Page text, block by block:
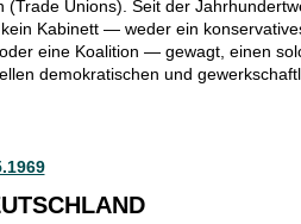
(Trade Unions). Seit der
Kabinett — weder ein
eine Koalition — gewagt, einen
demokratischen und